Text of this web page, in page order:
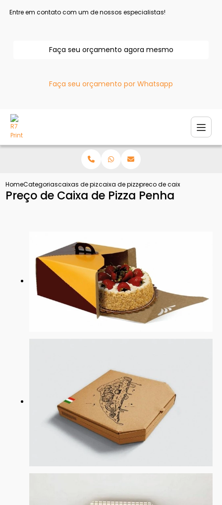
Entre em contato com um de nossos especialistas!
Faça seu orçamento agora mesmo
Faça seu orçamento por Whatsapp
HomeCategoriascaixas de pizzacaixa de pizza atacadopreco de caixa de pizza
Preço de Caixa de Pizza Penha